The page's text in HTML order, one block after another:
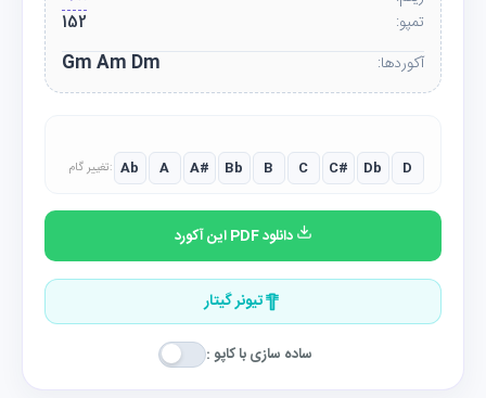
تمپو:
152
آکوردها:
Gm Am Dm
تغییر گام: Ab A A# Bb B C C# Db D
دانلود PDF این آکورد
تیونر گیتار
ساده سازی با کاپو :